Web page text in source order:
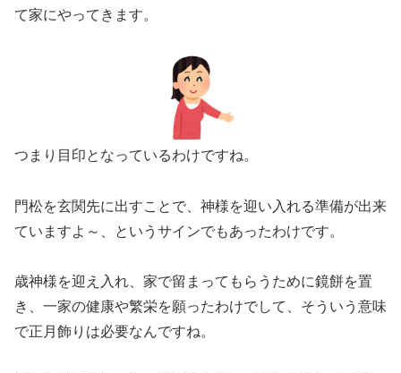
て家にやってきます。
つまり目印となっているわけですね。
門松を玄関先に出すことで、神様を迎い入れる準備が出来
ていますよ～、というサインでもあったわけです。
歳神様を迎え入れ、家で留まってもらうために鏡餅を置
き、一家の健康や繁栄を願ったわけでして、そういう意味
で正月飾りは必要なんですね。